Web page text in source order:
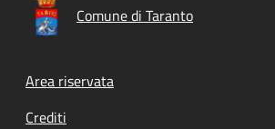
Comune di Taranto
Footer menu
Area riservata
Crediti